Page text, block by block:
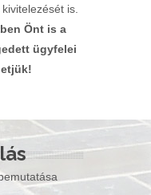
is.
Önt is a
ügyfelei